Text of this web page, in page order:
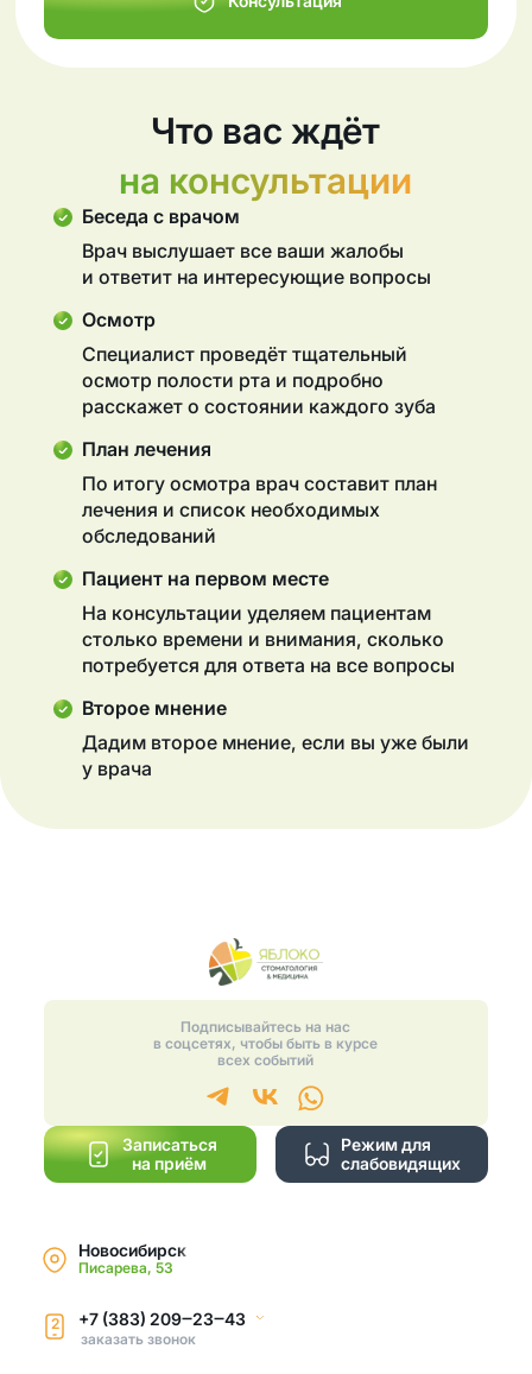
Что вас ждёт
на консультации
Беседа с врачом
Врач выслушает все ваши жалобы
и ответит на интересующие вопросы
Осмотр
Специалист проведёт тщательный
осмотр полости рта и подробно
расскажет о состоянии каждого зуба
План лечения
По итогу осмотра врач составит план
лечения и список необходимых
обследований
Пациент на первом месте
На консультации уделяем пациентам
столько времени и внимания, сколько
потребуется для ответа на все вопросы
Второе мнение
Дадим второе мнение, если вы уже были
у врача
Подписывайтесь на нас
в соцсетях, чтобы быть в курсе
всех событий
Режим для
слабовидящих
Записаться
на приём
Новосибирск
Писарева, 53
2 +7 (383) 209‒23‒43
заказать звонок